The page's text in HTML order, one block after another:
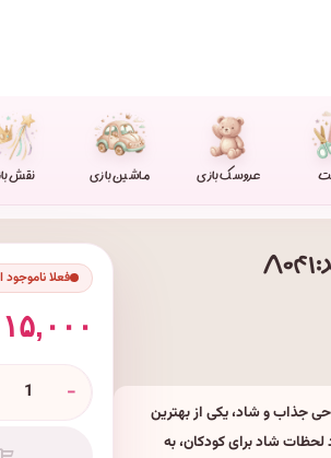
عروسک بازی ماشین بازی نقش
جذاب و شاد، یکی از بهترین
لحظات شاد برای کودکان، به
فعلا
-